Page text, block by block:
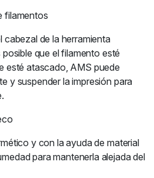
filamentos
cabezal de la herramienta
que el filamento esté
esté atascado, AMS puede
y suspender la impresión para
y con la ayuda de material
para mantenerla alejada del